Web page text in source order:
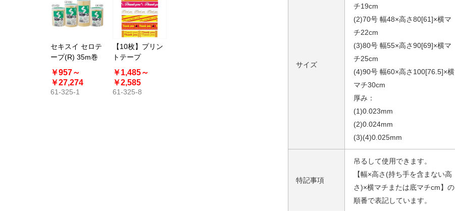
セキスイ セロテ
ープ(R) 35m巻
￥957～
￥27,274
61-325-1
【10枚】プリン
トテープ
￥1,485～
￥2,585
61-325-8
サイズ
チ19cm
(2)70号 幅48×高さ80[61]×横マ
チ22cm
(3)80号 幅55×高さ90[69]×横マ
チ25cm
(4)90号 幅60×高さ100[76.5]×横
マチ30cm
厚み：
(1)0.023mm
(2)0.024mm
(3)(4)0.025mm
特記事項
吊るして使用できます。
【幅×高さ(持ち手を含まない高
さ)×横マチまたは底マチcm】の
順番で表記しています。